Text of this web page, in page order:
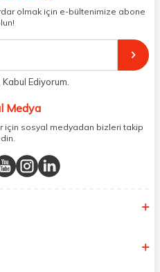
gerekli tüm desteği sağlıyoruz.
ve binlerce ürün seçeneğini
yetkili Türkiye
ediyor ve müşterilerimize
gönderim sağlıyoruz.
malzemeler kullanarak
yaşanabilir bir dünya
olmak için e-bültenimize abone
Kabul Ediyorum.
Medya
için sosyal medyadan bizleri takip